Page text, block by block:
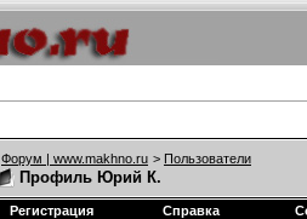
Форум | www.makhno.ru > Пользователи
Профиль Юрий К.
Регистрация Справка